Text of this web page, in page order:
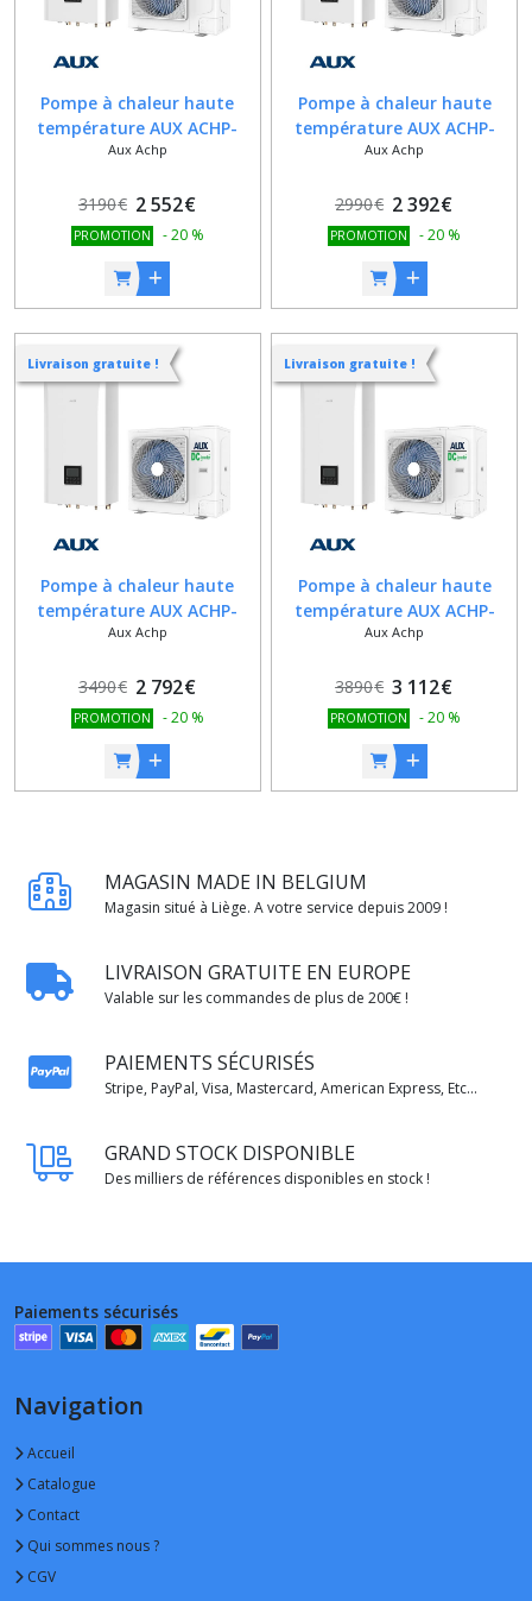
Pompe à chaleur haute
température AUX ACHP-
H06/4R3HA
Aux Achp
3190€ 2 552€
PROMOTION -20 %
Pompe à chaleur haute
température AUX ACHP-
H04/4R3HA
Aux Achp
2990€ 2 392€
PROMOTION -20 %
Livraison gratuite !
Pompe à chaleur haute
température AUX ACHP-
H08/4R3HA
Aux Achp
3490€ 2 792€
PROMOTION -20 %
Livraison gratuite !
Pompe à chaleur haute
température AUX ACHP-
H10/4R3HA
Aux Achp
3890€ 3 112€
PROMOTION -20 %
MAGASIN MADE IN BELGIUM
Magasin situé à Liège. A votre service depuis 2009 !
LIVRAISON GRATUITE EN EUROPE
Valable sur les commandes de plus de 200€ !
PAIEMENTS SÉCURISÉS
Stripe, PayPal, Visa, Mastercard, American Express, Etc...
GRAND STOCK DISPONIBLE
Des milliers de références disponibles en stock !
Paiements sécurisés
Navigation
Accueil
Catalogue
Contact
Qui sommes nous ?
CGV